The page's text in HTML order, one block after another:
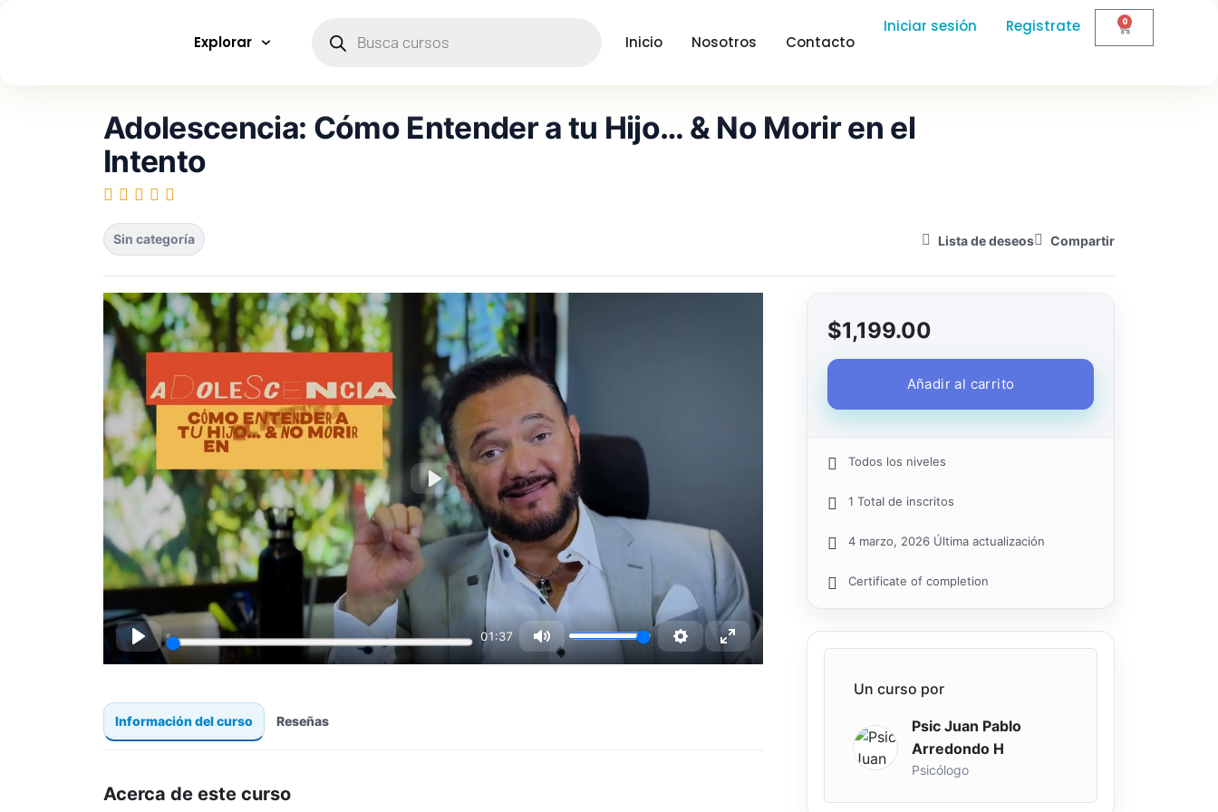
Explorar
0
Inicio Nosotros Contacto
Iniciar sesión Registrate
Adolescencia: Cómo Entender a tu Hijo… & No Morir en el
Intento
Sin categoría Lista de deseos Compartir
Play
01:37
Mute SettingsEnter fullscreen
Play
Información del curso Reseñas
Acerca de este curso
$1,199.00
Añadir al carrito
Todos los niveles
1 TotaI de inscritos
4 marzo, 2026 Última actualización
Certificate of completion
Un curso por
Psic Juan Pablo
Arredondo H
Psicólogo